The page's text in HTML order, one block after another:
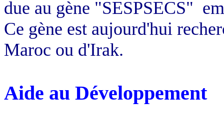
due au gène "SESPSECS"
Ce gène est aujourd'hui
Maroc ou d'Irak.
Aide au Développement